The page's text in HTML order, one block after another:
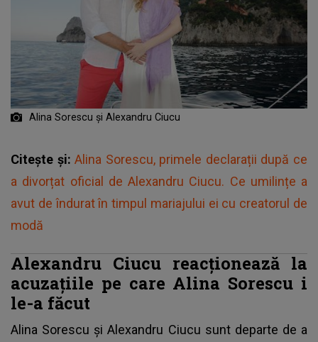
Alina Sorescu și Alexandru Ciucu
Citește și:Alina Sorescu, primele declarații după ce
a divorțat oficial de Alexandru Ciucu. Ce umilințe a
avut de îndurat în timpul mariajului ei cu creatorul de
modă
Alexandru Ciucu reacționează la
acuzațiile pe care Alina Sorescu i
le-a făcut
Alina Sorescu și Alexandru Ciucu sunt departe de a